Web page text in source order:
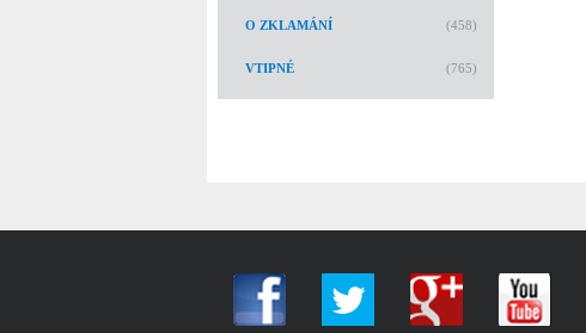
O ZKLAMÁNÍ (458)
VTIPNÉ (765)